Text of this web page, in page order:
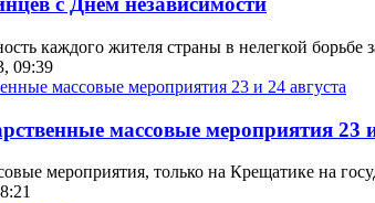
каждого жителя страны в нелегкой борьбе
09:39
массовые мероприятия 23
мероприятия, только на Крещатике на